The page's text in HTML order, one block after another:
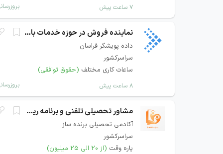
۷ ساعت پیش
نماینده فروش در حوزه خدمات بانکی و پرداخت
داده پویشگر فراسان
سراسرکشور
ساعات کاری مختلف (حقوق توافقی)
۸ ساعت پیش
مشاور تحصیلی تلفنی و برنامه ریزی
آکادمی تحصیلی برنده ساز
سراسرکشور
پاره وقت (از ۲۰ الی ۲۵ میلیون)